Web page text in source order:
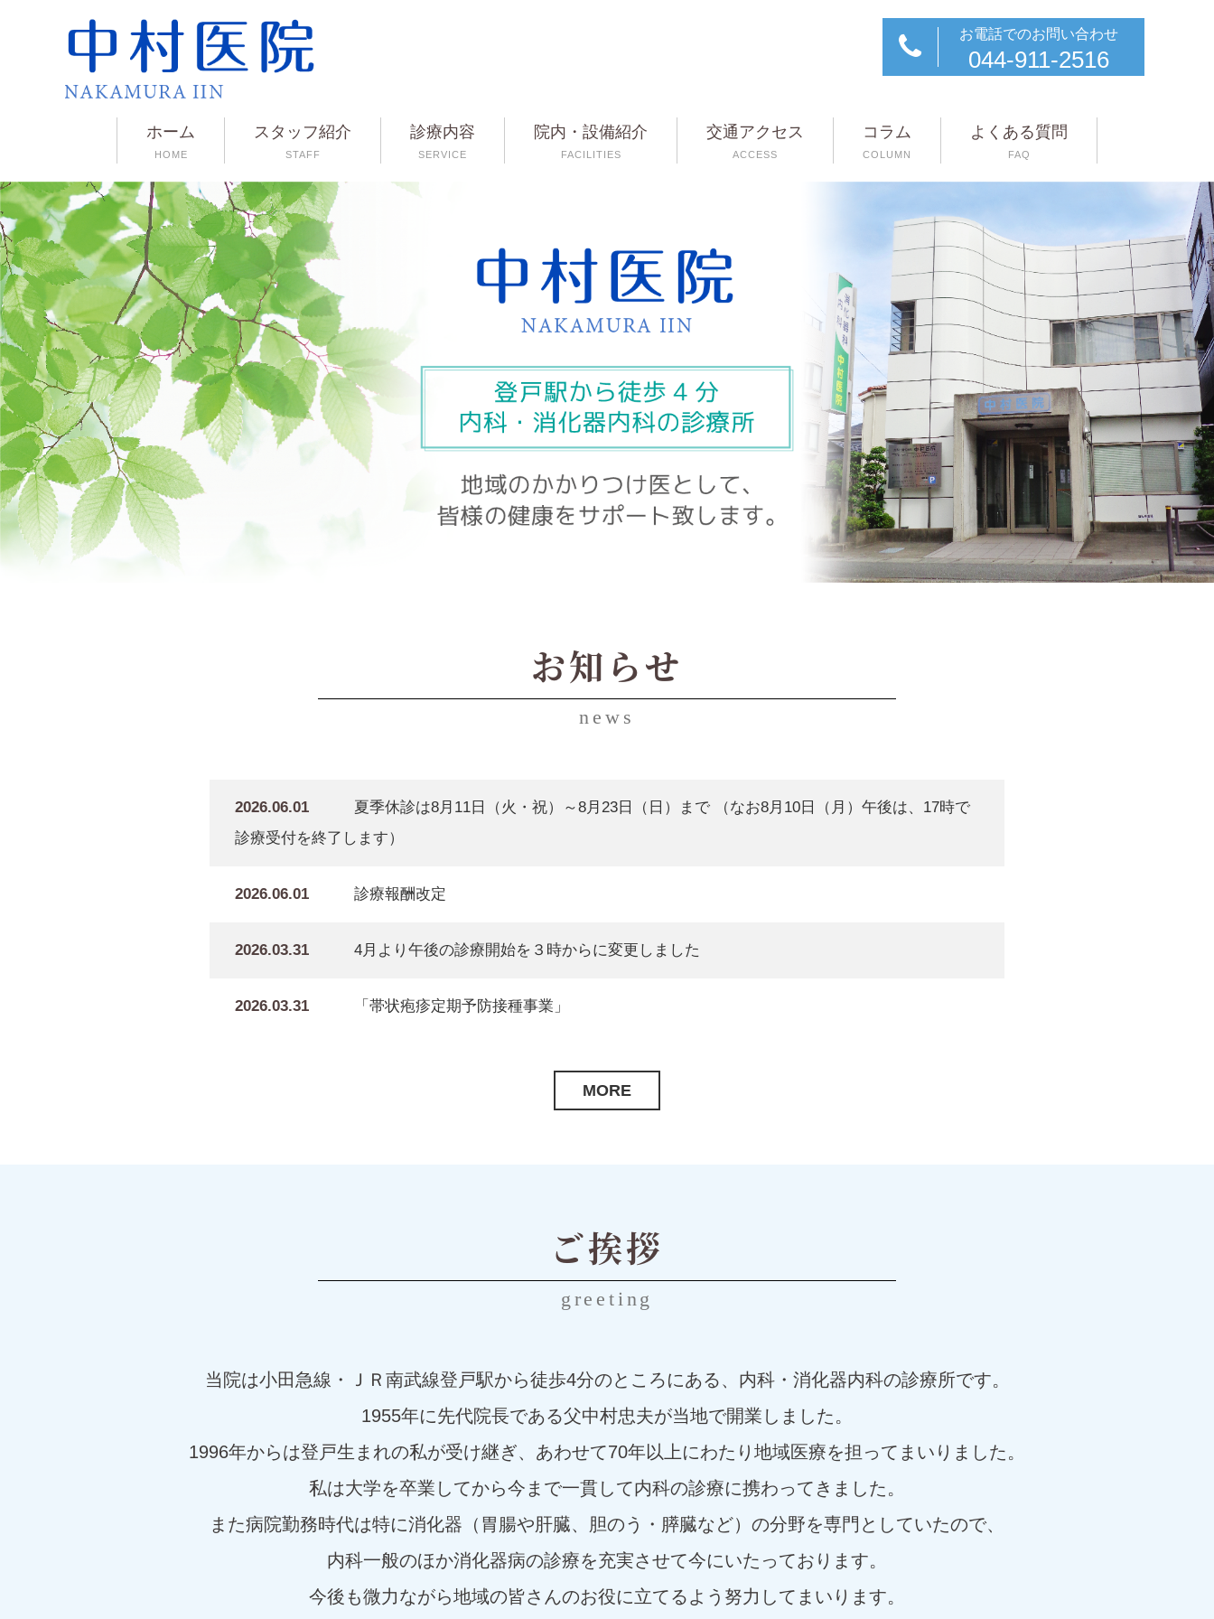
お電話でのお問い合わせ
044-911-2516
ホーム
HOME
スタッフ紹介
STAFF
診療内容
SERVICE
院内・設備紹介
FACILITIES
交通アクセス
ACCESS
コラム
COLUMN
よくある質問
FAQ
お知らせ
news
2026.06.01
夏季休診は8月11日（火・祝）～8月23日（日）まで （なお8月10日（月）午後は、17時で
診療受付を終了します）
2026.06.01 診療報酬改定
2026.03.31 4月より午後の診療開始を３時からに変更しました
2026.03.31 「帯状疱疹定期予防接種事業」
MORE
ご挨拶
greeting
当院は小田急線・ＪＲ南武線登戸駅から徒歩4分のところにある、内科・消化器内科の診療所です。
1955年に先代院長である父中村忠夫が当地で開業しました。
1996年からは登戸生まれの私が受け継ぎ、あわせて70年以上にわたり地域医療を担ってまいりました。
私は大学を卒業してから今まで一貫して内科の診療に携わってきました。
また病院勤務時代は特に消化器（胃腸や肝臓、胆のう・膵臓など）の分野を専門としていたので、
内科一般のほか消化器病の診療を充実させて今にいたっております。
今後も微力ながら地域の皆さんのお役に立てるよう努力してまいります。